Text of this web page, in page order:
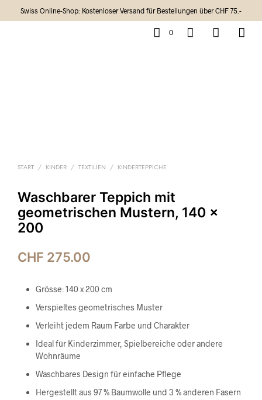
Swiss Online-Shop: Kostenloser Versand für Bestellungen über CHF 75.-
0
START / KINDER / TEXTILIEN / KINDERTEPPICHE
Waschbarer Teppich mit
geometrischen Mustern, 140 x
200
CHF 275.00
Grösse: 140 x 200 cm
Verspieltes geometrisches Muster
Verleiht jedem Raum Farbe und Charakter
Ideal für Kinderzimmer, Spielbereiche oder andere
Wohnräume
Waschbares Design für einfache Pflege
Hergestellt aus 97 % Baumwolle und 3 % anderen Fasern